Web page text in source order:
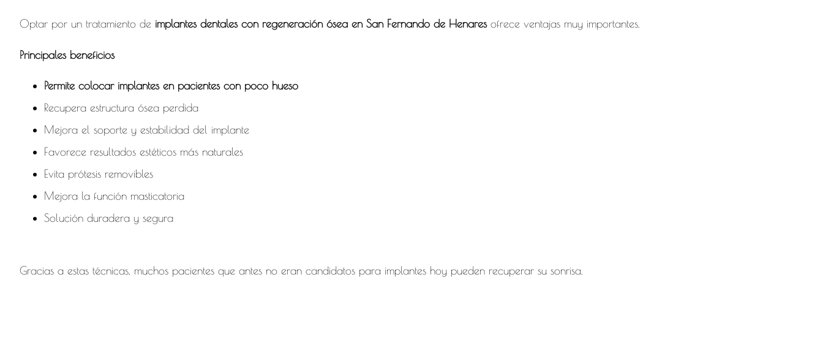
Optar por un tratamiento de implantes dentales con regeneración ósea en San Fernando de Henaresofrece ventajas muy importantes.
Principales beneficios
Permite colocar implantes en pacientes con poco hueso
Recupera estructura ósea perdida
Mejora el soporte y estabilidad del implante
Favorece resultados estéticos más naturales
Evita prótesis removibles
Mejora la función masticatoria
Solución duradera y segura
Gracias a estas técnicas, muchos pacientes que antes no eran candidatos para implantes hoy pueden recuperar su sonrisa.